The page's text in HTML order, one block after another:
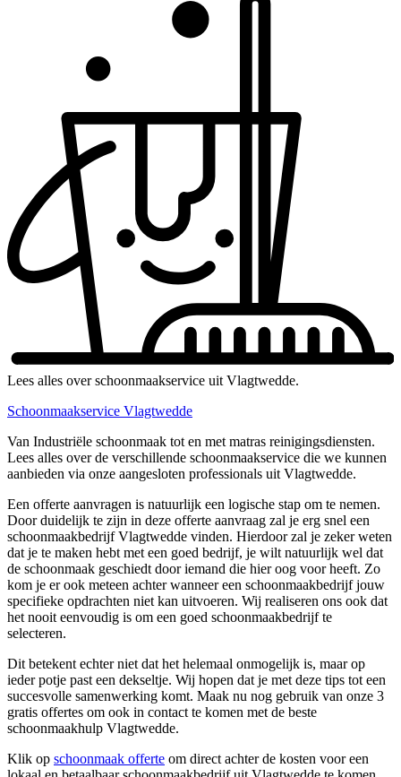
Lees alles over schoonmaakservice uit Vlagtwedde.
Schoonmaakservice Vlagtwedde
Van Industriële schoonmaak tot en met matras reinigingsdiensten.
Lees alles over de verschillende schoonmaakservice die we kunnen
aanbieden via onze aangesloten professionals uit Vlagtwedde.
Een offerte aanvragen is natuurlijk een logische stap om te nemen.
Door duidelijk te zijn in deze offerte aanvraag zal je erg snel een
schoonmaakbedrijf Vlagtwedde vinden. Hierdoor zal je zeker weten
dat je te maken hebt met een goed bedrijf, je wilt natuurlijk wel dat
de schoonmaak geschiedt door iemand die hier oog voor heeft. Zo
kom je er ook meteen achter wanneer een schoonmaakbedrijf jouw
specifieke opdrachten niet kan uitvoeren. Wij realiseren ons ook dat
het nooit eenvoudig is om een goed schoonmaakbedrijf te
selecteren.
Dit betekent echter niet dat het helemaal onmogelijk is, maar op
ieder potje past een dekseltje. Wij hopen dat je met deze tips tot een
succesvolle samenwerking komt. Maak nu nog gebruik van onze 3
gratis offertes om ook in contact te komen met de beste
schoonmaakhulp Vlagtwedde.
Klik op schoonmaak offerte om direct achter de kosten voor een